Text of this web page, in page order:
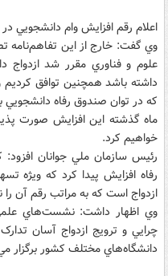
اعلام رقم افزايش وام دانشجويي
وي گفت: خارج از اين تفاهم‌نامه
علوم و فناوري مقرر شد ازدواج
داشته باشد همچنين توافق کرديم
که در توان صندوق رفاه
ماه گذشته اين افزايش صورت
خواهيم کرد.
رئيس سازمان ملي جوانان
رفاه افزايش پيدا کرد که ويژه
ازدواج است که به مراتب رقم آن را
وي اظهار داشت: نشست‌هاي علمي
چرايي و ترويج ازدواج آسان
دانشگاه‌هاي مختلف کشور برگزار